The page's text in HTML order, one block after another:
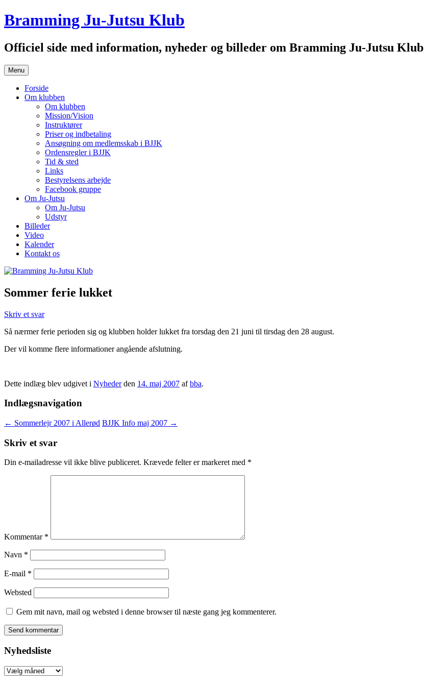
Hop
til
Bramming Ju-Jutsu Klub
Officiel side med information, nyheder og billeder om Bramming Ju-Jutsu Klub
Menu
Forside
Om klubben
Om klubben
Mission/Vision
Instruktører
Priser og indbetaling
Ansøgning om medlemsskab i BJJK
Ordensregler i BJJK
Tid & sted
Links
Bestyrelsens arbejde
Facebook gruppe
Om Ju-Jutsu
Om Ju-Jutsu
Udstyr
Billeder
Video
Kalender
Kontakt os
Sommer ferie lukket
Skriv et svar
Så nærmer ferie perioden sig og klubben holder lukket fra torsdag den 21 juni til tirsdag den 28 august.
Der vil komme flere informationer angående afslutning.
Dette indlæg blev udgivet i Nyhederden 14. maj 2007 afbba.
Indlægsnavigation
← Sommerlejr 2007 i Allerød BJJK Info maj 2007 →
Skriv et svar
Din e-mailadresse vil ikke blive publiceret. Krævede felter er markeret med *
Kommentar *
Navn *
E-mail *
Websted
Gem mit navn, mail og websted i denne browser til næste gang jeg kommenterer.
Nyhedsliste
Nyhedsliste